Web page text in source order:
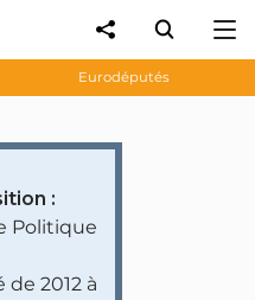
Eurodéputés
:
Politique
2012 à